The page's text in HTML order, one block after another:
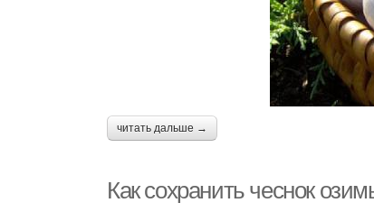
читать дальше →
Как сохранить чеснок